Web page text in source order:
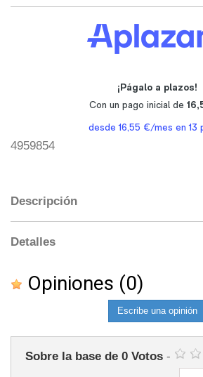
4959854
Descripción
Detalles
Opiniones (0)
Escribe una opinión
Sobre la base de 0 Votos -